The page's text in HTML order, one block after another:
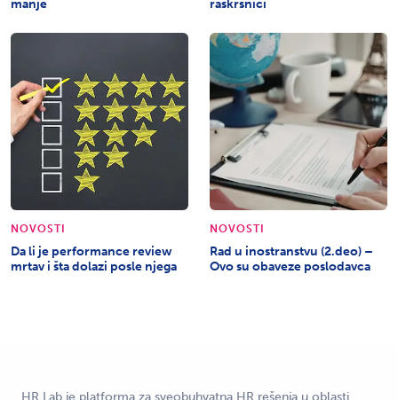
manje
raskrsnici
NOVOSTI
Da li je performance review
mrtav i šta dolazi posle njega
NOVOSTI
Rad u inostranstvu (2.deo) –
Ovo su obaveze poslodavca